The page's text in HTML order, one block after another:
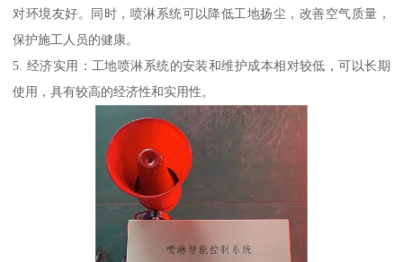
对环境友好。同时，喷淋系统可以降低工地扬尘，改善空气质量，
保护施工人员的健康。
5. 经济实用：工地喷淋系统的安装和维护成本相对较低，可以长期
使用，具有较高的经济性和实用性。